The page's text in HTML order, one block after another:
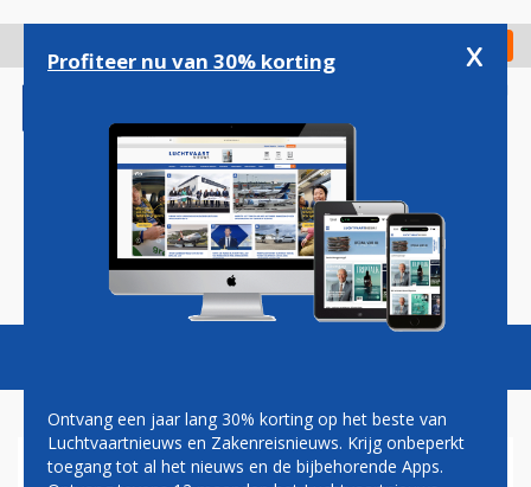
gaan
Check in
Magazine Podcasts Vacatures
Profiteer nu van 30% korting x
Ontvang een jaar lang 30% korting op het beste van
Luchtvaartnieuws en Zakenreisnieuws. Krijg onbeperkt
toegang tot al het nieuws en de bijbehorende Apps.